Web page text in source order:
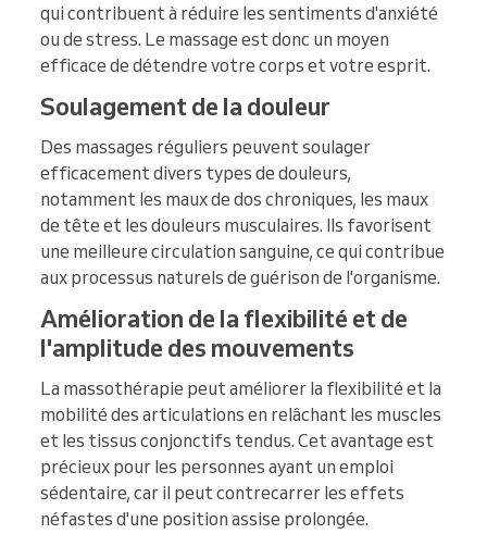
qui contribuent à réduire les sentiments d'anxiété
ou de stress. Le massage est donc un moyen
efficace de détendre votre corps et votre esprit.
Soulagement de la douleur
Des massages réguliers peuvent soulager
efficacement divers types de douleurs,
notamment les maux de dos chroniques, les maux
de tête et les douleurs musculaires. Ils favorisent
une meilleure circulation sanguine, ce qui contribue
aux processus naturels de guérison de l'organisme.
Amélioration de la flexibilité et de
l'amplitude des mouvements
La massothérapie peut améliorer la flexibilité et la
mobilité des articulations en relâchant les muscles
et les tissus conjonctifs tendus. Cet avantage est
précieux pour les personnes ayant un emploi
sédentaire, car il peut contrecarrer les effets
néfastes d'une position assise prolongée.